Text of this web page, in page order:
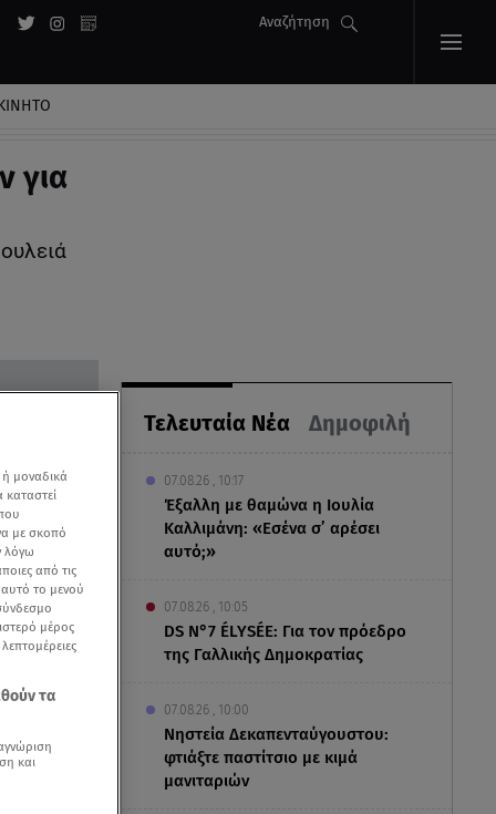
Αναζήτηση
για
Τελευταία Νέα Δημοφιλή
07.08.26 , 10:17
Έξαλλη με θαμώνα η Ιουλία
Καλλιμάνη: «Εσένα σ’ αρέσει
αυτό;»
07.08.26 , 10:05
DS N°7 ÉLYSÉE: Για τον πρόεδρο
της Γαλλικής Δημοκρατίας
07.08.26 , 10:00
Νηστεία Δεκαπενταύγουστου:
φτιάξτε παστίτσιο με κιμά
μανιταριών
μοναδικά
με σκοπό
λόγω
από τις
αυτό το μενού
μέρος
τα
και